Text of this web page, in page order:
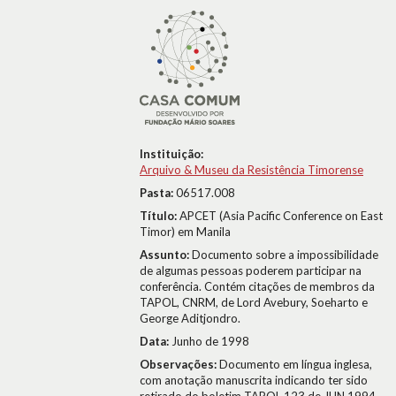
Instituição:
Arquivo & Museu da Resistência Timorense
Pasta:06517.008
Título:APCET (Asia Pacific Conference on East
Timor) em Manila
Assunto:Documento sobre a impossibilidade
de algumas pessoas poderem participar na
conferência. Contém citações de membros da
TAPOL, CNRM, de Lord Avebury, Soeharto e
George Aditjondro.
Data: Junho de 1998
Observações:Documento em língua inglesa,
com anotação manuscrita indicando ter sido